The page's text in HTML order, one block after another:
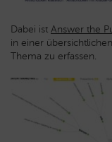
Dabei ist Answer the
in einer
Thema zu erfassen.